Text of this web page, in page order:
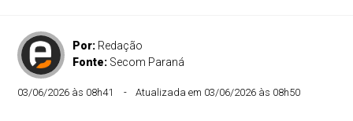
Por: Redação
Fonte: Secom Paraná
03/06/2026 às 08h41 Atualizada em 03/06/2026 às 08h50